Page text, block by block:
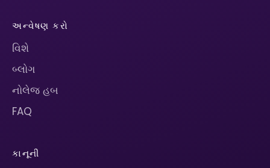
અન્વેષણ કરો
વિશે
બ્લોગ
નોલેજ હબ
FAQ
કાનૂની